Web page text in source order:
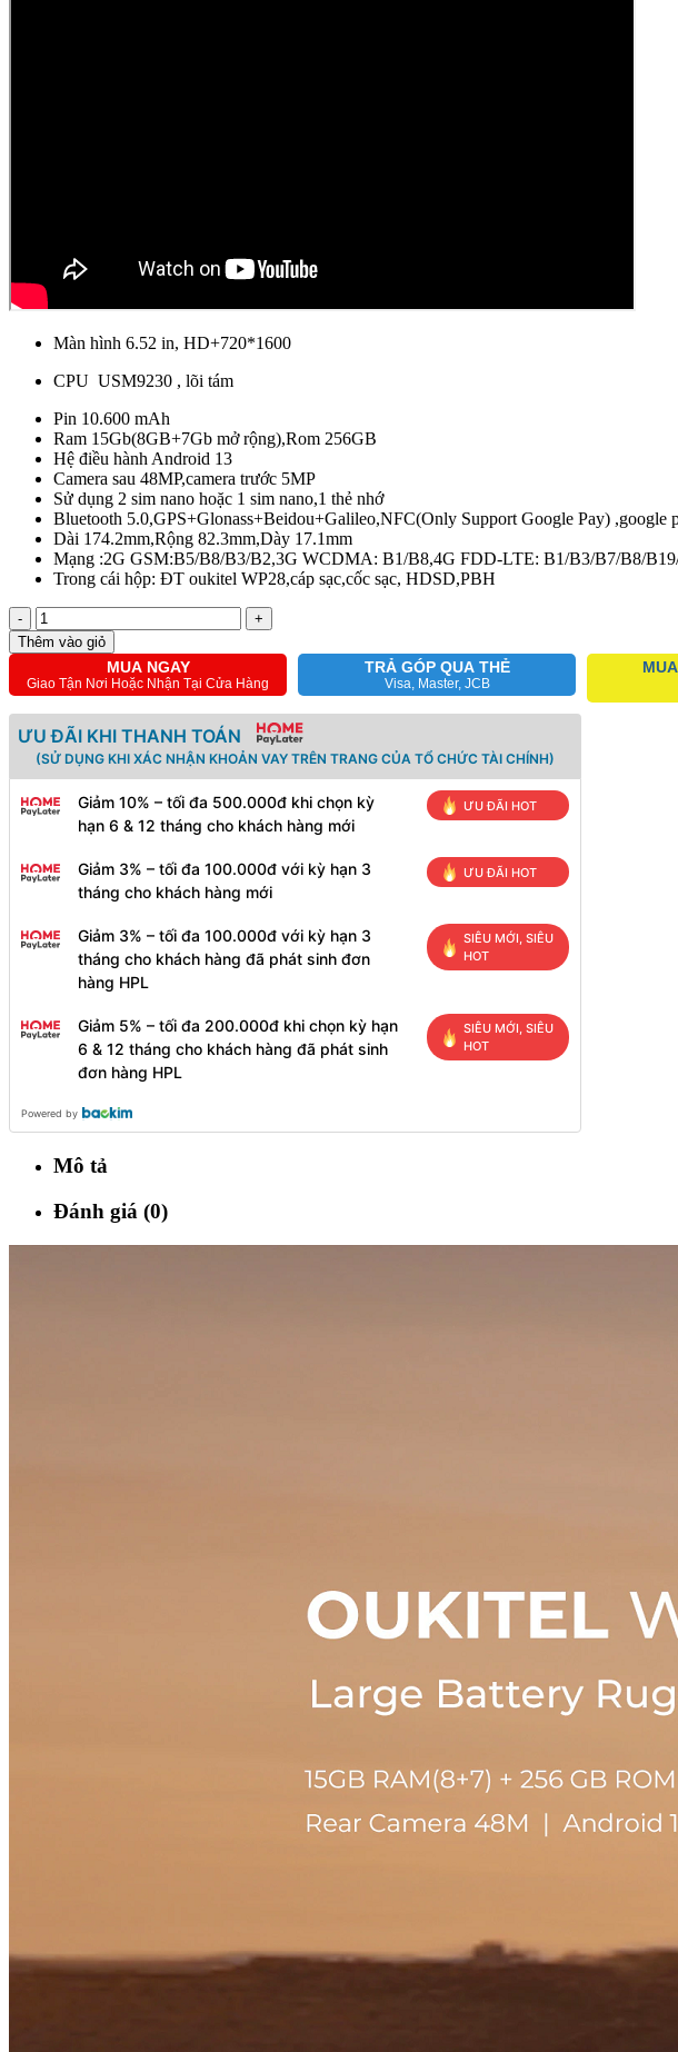
Màn hình 6.52 in, HD+720*1600
CPU USM9230 , lõi tám
Pin 10.600 mAh
Ram 15Gb(8GB+7Gb mở rộng),Rom 256GB
Hệ điều hành Android 13
Camera sau 48MP,camera trước 5MP
Sử dụng 2 sim nano hoặc 1 sim nano,1 thẻ nhớ
Bluetooth 5.0,GPS+Glonass+Beidou+Galileo,NFC(Only Support Google Pay) ,google
Dài 174.2mm,Rộng 82.3mm,Dày 17.1mm
Mạng :2G GSM:B5/B8/B3/B2,3G WCDMA: B1/B8,4G FDD-LTE: B1/B3/B7/B8/
Trong cái hộp: ĐT oukitel WP28,cáp sạc,cốc sạc, HDSD,PBH
-
+
Thêm vào giỏ
MUA NGAY
Giao Tận Nơi Hoặc Nhận Tại Cửa Hàng
TRẢ GÓP QUA THẺ
Visa, Master, JCB
ƯU ĐÃI KHI THANH TOÁN
(SỬ DỤNG KHI XÁC NHẬN KHOẢN VAY TRÊN TRANG CỦA TỔ CHỨC TÀI CHÍNH)
Giảm 10% – tối đa 500.000đ khi chọn kỳ
hạn 6 & 12 tháng cho khách hàng mới
ƯU ĐÃI HOT
Giảm 3% – tối đa 100.000đ với kỳ hạn 3
tháng cho khách hàng mới
ƯU ĐÃI HOT
Giảm 3% – tối đa 100.000đ với kỳ hạn 3
tháng cho khách hàng đã phát sinh đơn
hàng HPL
SIÊU MỚI, SIÊU
HOT
Giảm 5% – tối đa 200.000đ khi chọn kỳ hạn
6 & 12 tháng cho khách hàng đã phát sinh
đơn hàng HPL
SIÊU MỚI, SIÊU
HOT
Powered by
Mô tả
Đánh giá (0)